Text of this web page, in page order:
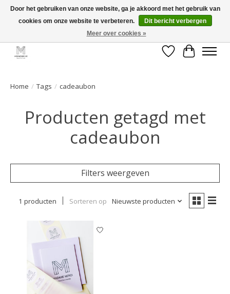
GRATIS verzending vanaf €50 voor BE - €75 voor NL - After pay mogelijk!
Verlanglijst
Home / Tags / cadeaubon
Producten getagd met
cadeaubon
Filters weergeven
1 producten Sorteren op Nieuwste producten
Door het gebruiken van onze website, ga je akkoord met het gebruik van
cookies om onze website te verbeteren.
Dit bericht verbergen
Meer over cookies »